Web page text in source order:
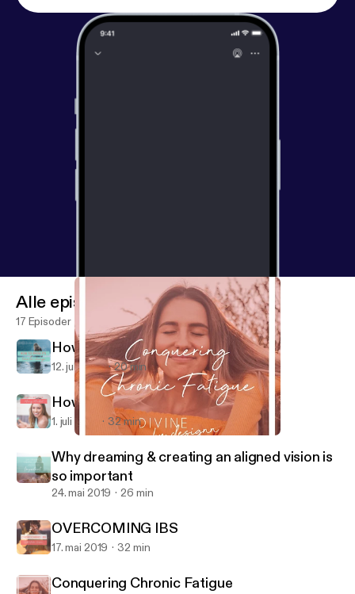
Divine by Designn
Alle episoder
17 Episoder
How to know it's time for change
12. juli 2019 20 min
How to shift your money mindset.
1. juli 2019 32 min
Why dreaming & creating an aligned vision is
so important
24. mai 2019 26 min
OVERCOMING IBS
17. mai 2019 32 min
Conquering Chronic Fatigue